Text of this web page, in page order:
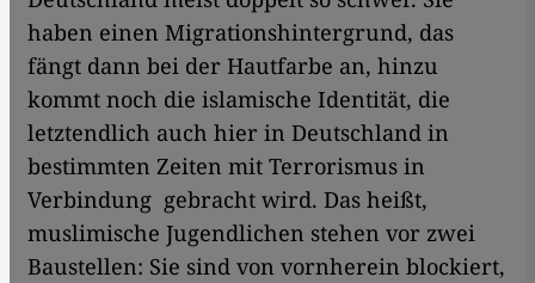
haben einen Migrationshintergrund, das
fängt dann bei der Hautfarbe an, hinzu
kommt noch die islamische Identität, die
letztendlich auch hier in Deutschland in
bestimmten Zeiten mit Terrorismus in
Verbindung gebracht wird. Das heißt,
muslimische Jugendlichen stehen vor zwei
Baustellen: Sie sind von vornherein blockiert,